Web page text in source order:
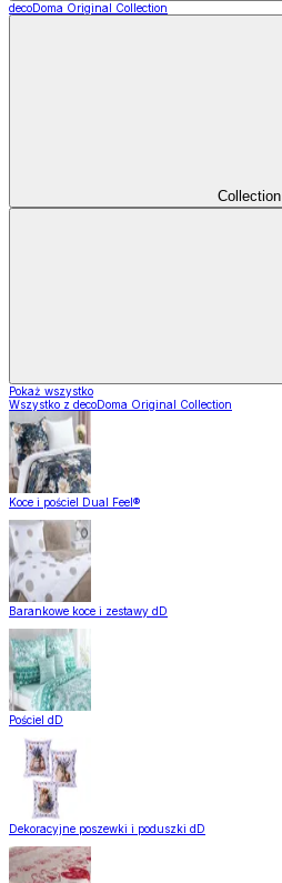
decoDoma Original Collection
Collection
Pokaż wszystko
Wszystko z decoDoma Original Collection
Koce i pościel Dual Feel®
Barankowe koce i zestawy dD
Pościel dD
Dekoracyjne poszewki i poduszki dD